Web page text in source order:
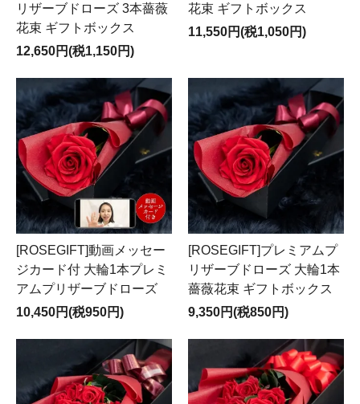
リザーブドローズ 3本薔薇
花束 ギフトボックス
12,650円(税1,150円)
花束 ギフトボックス
11,550円(税1,050円)
[ROSEGIFT]動画メッセー
ジカード付 大輪1本プレミ
アムプリザーブドローズ
10,450円(税950円)
[ROSEGIFT]プレミアムプ
リザーブドローズ 大輪1本
薔薇花束 ギフトボックス
9,350円(税850円)